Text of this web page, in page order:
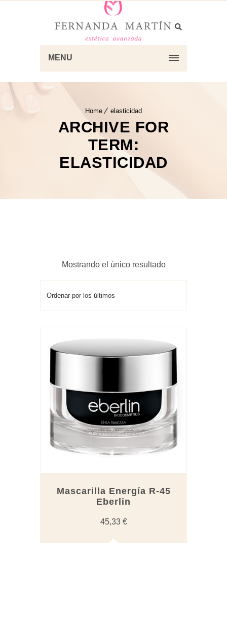
MENU
Home elasticidad
ARCHIVE FOR
TERM:
ELASTICIDAD
Mostrando el único resultado
Mascarilla Energía R-45
Eberlin
45,33 €